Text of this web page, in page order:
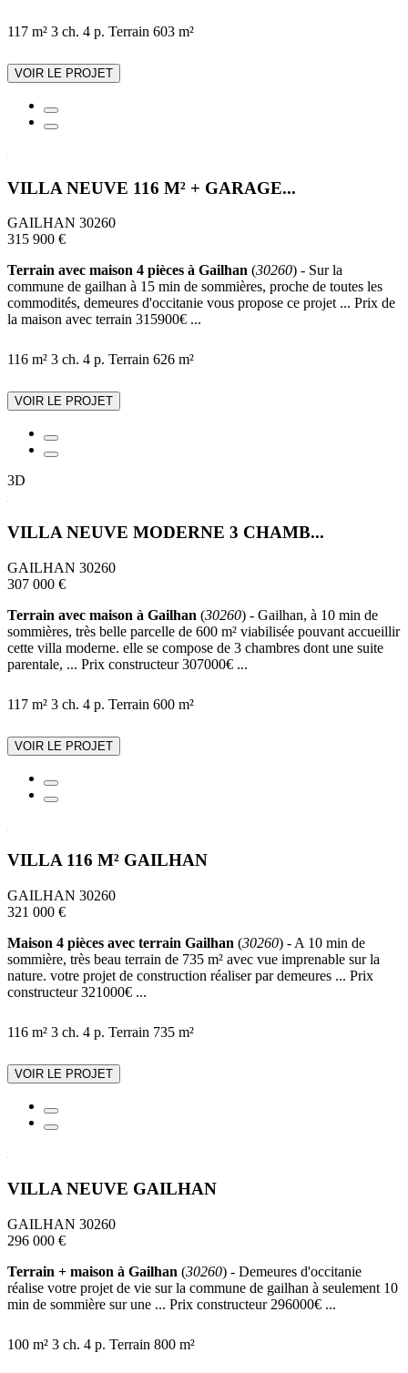
117 m² 3 ch. 4 p. Terrain 603 m²
VOIR LE PROJET
VILLA NEUVE 116 M² + GARAGE...
GAILHAN 30260
315 900 €
Terrain avec maison 4 pièces à Gailhan (30260) - Sur la
commune de gailhan à 15 min de sommières, proche de toutes les
commodités, demeures d'occitanie vous propose ce projet ... Prix de
la maison avec terrain 315900€ ...
116 m² 3 ch. 4 p. Terrain 626 m²
VOIR LE PROJET
3D
VILLA NEUVE MODERNE 3 CHAMB...
GAILHAN 30260
307 000 €
Terrain avec maison à Gailhan (30260) - Gailhan, à 10 min de
sommières, très belle parcelle de 600 m² viabilisée pouvant accueillir
cette villa moderne. elle se compose de 3 chambres dont une suite
parentale, ... Prix constructeur 307000€ ...
117 m² 3 ch. 4 p. Terrain 600 m²
VOIR LE PROJET
VILLA 116 M² GAILHAN
GAILHAN 30260
321 000 €
Maison 4 pièces avec terrain Gailhan (30260) - A 10 min de
sommière, très beau terrain de 735 m² avec vue imprenable sur la
nature. votre projet de construction réaliser par demeures ... Prix
constructeur 321000€ ...
116 m² 3 ch. 4 p. Terrain 735 m²
VOIR LE PROJET
VILLA NEUVE GAILHAN
GAILHAN 30260
296 000 €
Terrain + maison à Gailhan (30260) - Demeures d'occitanie
réalise votre projet de vie sur la commune de gailhan à seulement 10
min de sommière sur une ... Prix constructeur 296000€ ...
100 m² 3 ch. 4 p. Terrain 800 m²